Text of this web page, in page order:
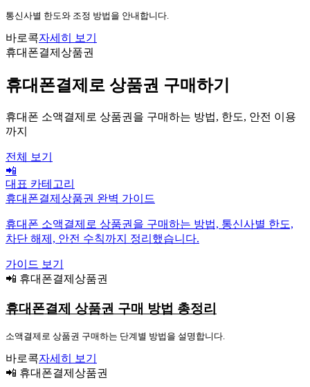
통신사별 한도와 조정 방법을 안내합니다.
바로콕자세히 보기
휴대폰결제상품권
휴대폰결제로 상품권 구매하기
휴대폰 소액결제로 상품권을 구매하는 방법, 한도, 안전 이용
까지
전체 보기
📲
대표 카테고리
휴대폰결제상품권 완벽 가이드
휴대폰 소액결제로 상품권을 구매하는 방법, 통신사별 한도,
차단 해제, 안전 수칙까지 정리했습니다.
가이드 보기
📲 휴대폰결제상품권
휴대폰결제 상품권 구매 방법 총정리
소액결제로 상품권 구매하는 단계별 방법을 설명합니다.
바로콕자세히 보기
📲 휴대폰결제상품권